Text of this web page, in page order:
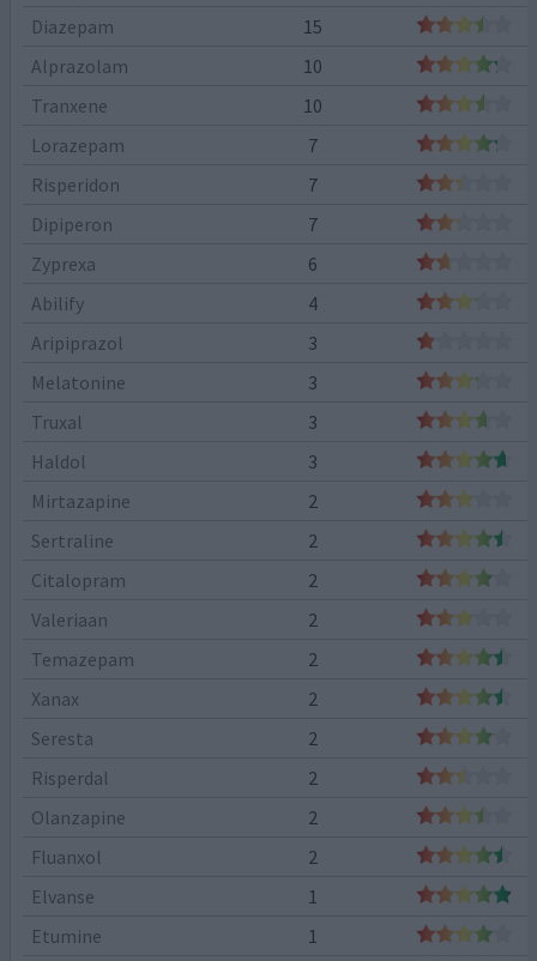
Diazepam
15
Alprazolam
10
Tranxene
10
Lorazepam
7
Risperidon
7
Dipiperon
7
Zyprexa
6
Abilify
4
Aripiprazol
3
Melatonine
3
Truxal
3
Haldol
3
Mirtazapine
2
Sertraline
2
Citalopram
2
Valeriaan
2
Temazepam
2
Xanax
2
Seresta
2
Risperdal
2
Olanzapine
2
Fluanxol
2
Elvanse
1
Etumine
1